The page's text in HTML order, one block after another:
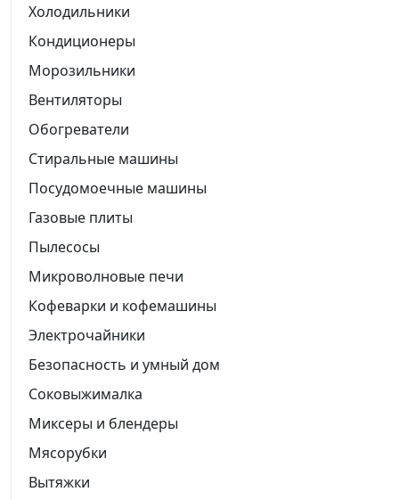
Холодильники
Кондиционеры
Морозильники
Вентиляторы
Обогреватели
Стиральные машины
Посудомоечные машины
Газовые плиты
Пылесосы
Микроволновые печи
Кофеварки и кофемашины
Электрочайники
Безопасность и умный дом
Соковыжималка
Миксеры и блендеры
Мясорубки
Вытяжки